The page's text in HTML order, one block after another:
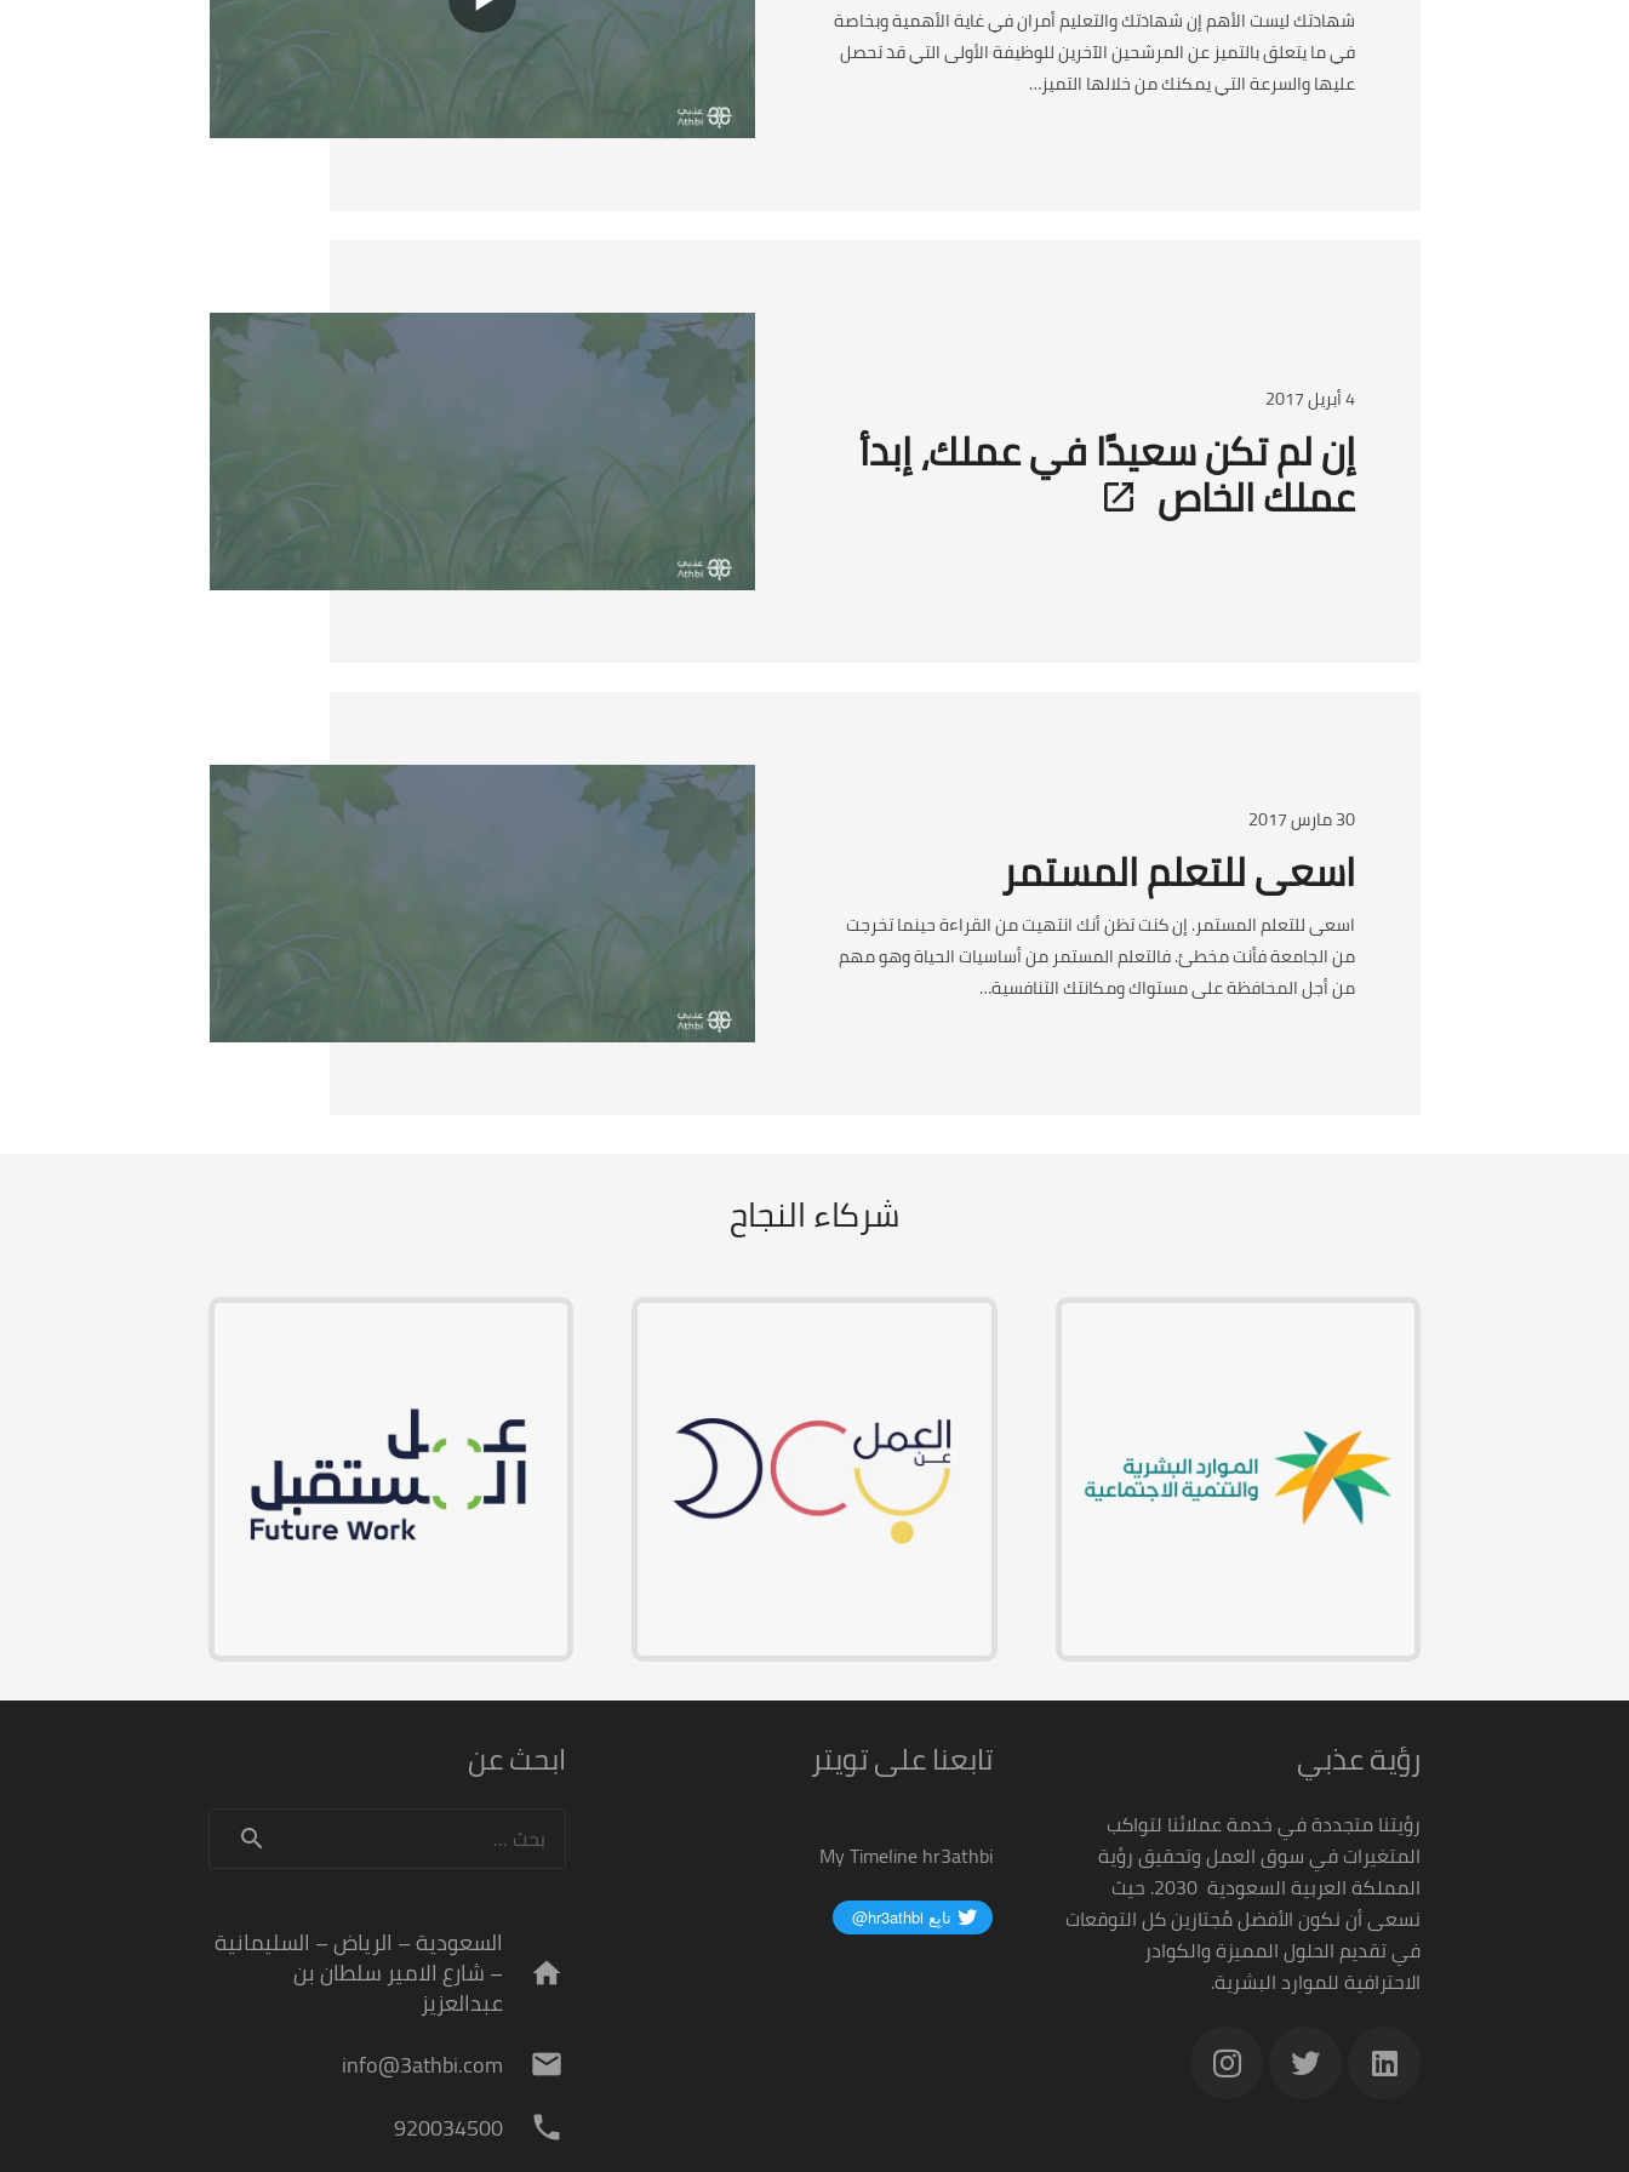
شهادتك ليست الأهم إن شهادتك والتعليم أمران في غاية الأهمية وبخاصة
في ما يتعلق بالتميز عن المرشحين الآخرين للوظيفة الأولى التي قد تحصل
عليها والسرعة التي يمكنك من خلالها التميز…
4 أبريل 2017
إن لم تكن سعيدًا في عملك، إبدأ
عملك الخاص
30 مارس 2017
اسعى للتعلم المستمر
اسعى للتعلم المستمر. إن كنت تظن أنك انتهيت من القراءة حينما تخرجت
من الجامعة فأنت مخطئ. فالتعلم المستمر من أساسيات الحياة وهو مهم
من أجل المحافظة على مستواك ومكانتك التنافسية…
شركاء النجاح
رؤية عذبي
رؤيتنا متجددة في خدمة عملائنا لتواكب
المتغيرات في سوق العمل وتحقيق رؤية
المملكة العربية السعودية 2030. حيث
نسعى أن نكون الأفضل مُجتازين كل التوقعات
في تقديم الحلول المميزة والكوادر
الاحترافية للموارد البشرية.
تابعنا على تويتر
My Timeline hr3athbi
ابحث عن
عن:
home
السعودية – الرياض – السليمانية
– شارع الامير سلطان بن
عبدالعزيز
mail
info@3athbi.com
phone
920034500